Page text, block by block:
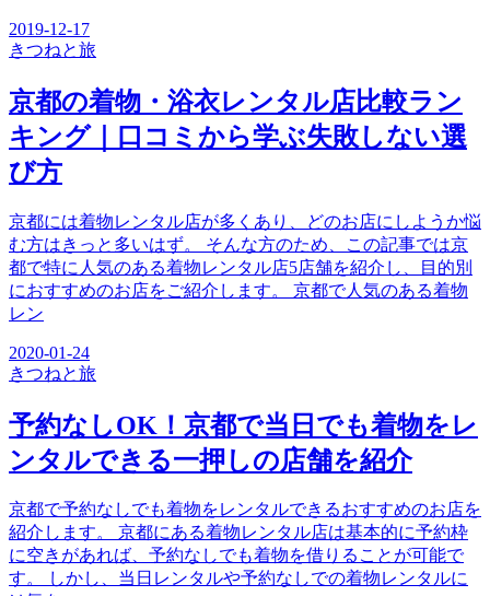
2019-12-17
きつねと旅
京都の着物・浴衣レンタル店比較ラン
キング｜口コミから学ぶ失敗しない選
び方
京都には着物レンタル店が多くあり、どのお店にしようか悩
む方はきっと多いはず。 そんな方のため、この記事では京
都で特に人気のある着物レンタル店5店舗を紹介し、目的別
におすすめのお店をご紹介します。 京都で人気のある着物
レン
2020-01-24
きつねと旅
予約なしOK！京都で当日でも着物をレ
ンタルできる一押しの店舗を紹介
京都で予約なしでも着物をレンタルできるおすすめのお店を
紹介します。 京都にある着物レンタル店は基本的に予約枠
に空きがあれば、予約なしでも着物を借りることが可能で
す。 しかし、当日レンタルや予約なしでの着物レンタルに